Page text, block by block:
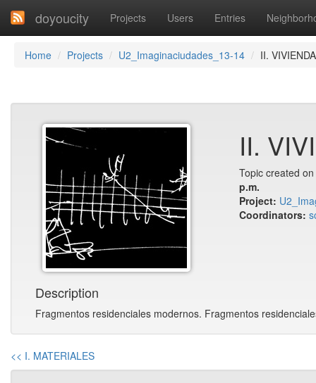
doyoucity Projects Users Entries
Home Projects U2_Imaginaciudades_13-14 II. VIVIENDA
II.
Topic created on
p.m.
Project:
Coordinators:
Description
Fragmentos residenciales modernos. Fragmentos
<< I. MATERIALES